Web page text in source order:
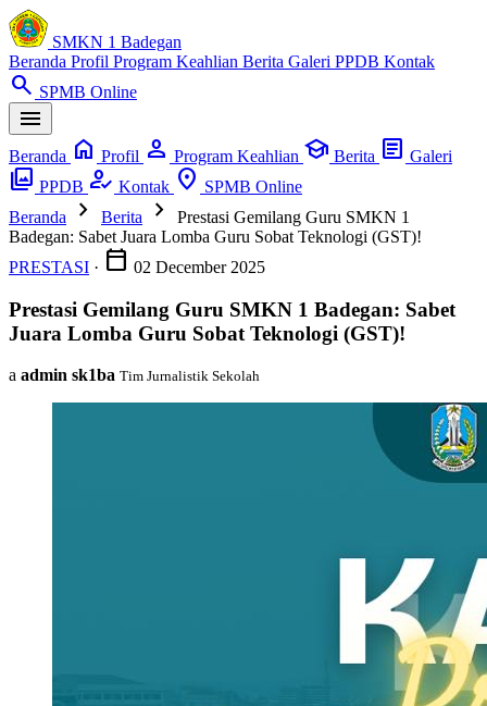
SMKN 1 Badegan
Beranda Profil Program Keahlian Berita Galeri PPDB Kontak
search SPMB Online
menu
Beranda home Profil person Program Keahlian school Berita article Galeri
photo_library PPDB how_to_reg Kontak location_on SPMB Online
Beranda
chevron_right Berita chevron_right
Prestasi Gemilang Guru SMKN 1
Badegan: Sabet Juara Lomba Guru Sobat Teknologi (GST)!
PRESTASI · calendar_today 02 December 2025
Prestasi Gemilang Guru SMKN 1 Badegan: Sabet
Juara Lomba Guru Sobat Teknologi (GST)!
a admin sk1ba Tim Jurnalistik Sekolah